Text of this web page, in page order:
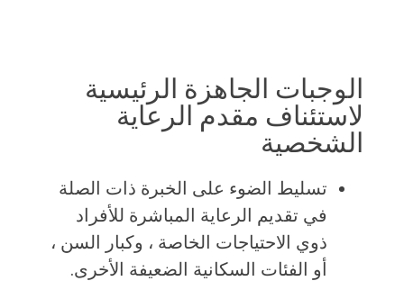
الوجبات الجاهزة الرئيسية
لاستئناف مقدم الرعاية
الشخصية
تسليط الضوء على الخبرة ذات الصلة
في تقديم الرعاية المباشرة للأفراد
ذوي الاحتياجات الخاصة ، وكبار السن ،
أو الفئات السكانية الضعيفة الأخرى.